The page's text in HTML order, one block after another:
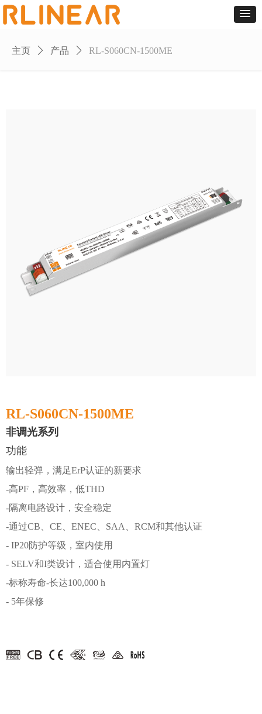
主页 ꄲ 产品 ꄲ RL-S060CN-1500ME
RL-S060CN-1500ME
非调光系列
功能
输出轻弹，满足ErP认证的新要求
-高PF，高效率，低THD
-隔离电路设计，安全稳定
-通过CB、CE、ENEC、SAA、RCM和其他认证
- IP20防护等级，室内使用
- SELV和I类设计，适合使用内置灯
-标称寿命-长达100,000 h
- 5年保修